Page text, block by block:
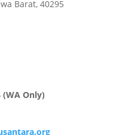
Barat, 40295
(WA Only)